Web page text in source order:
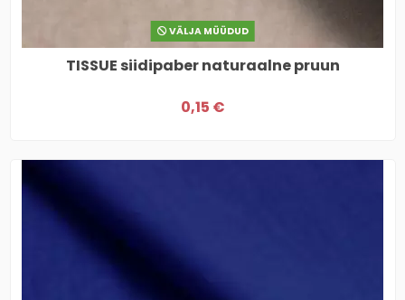
VÄLJA MÜÜDUD
TISSUE siidipaber naturaalne pruun
0,15 €